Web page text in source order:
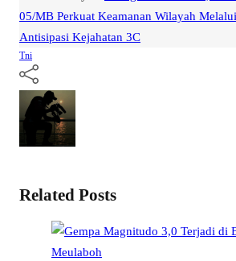
05/MB Perkuat Keamanan Wilayah
Antisipasi Kejahatan 3C
Tni
Related Posts